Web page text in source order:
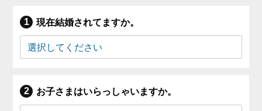
現在結婚されてますか。
お子さまはいらっしゃいますか。